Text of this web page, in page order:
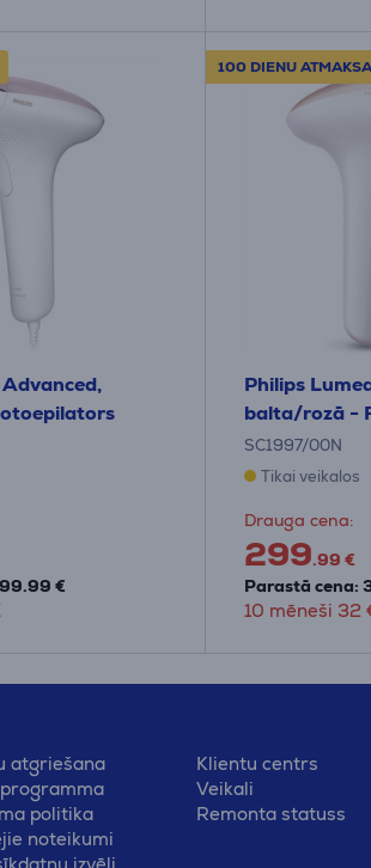
€
100 DIENU ATMAKSA
Philips
balta/rozā -
SC1997/00N
Tikai veikalos
Drauga cena:
299.99 €
Parastā cena:
10 mēneši 32
atgriešana
politika
noteikumi
Klientu centrs
Veikali
Remonta statuss